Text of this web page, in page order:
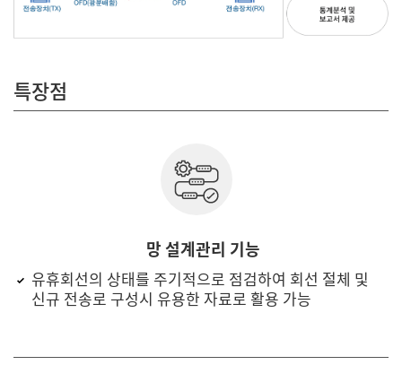
특장점
망 설계관리 기능
유휴회선의 상태를 주기적으로 점검하여 회선 절체 및
신규 전송로 구성시 유용한 자료로 활용 가능